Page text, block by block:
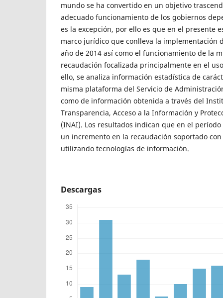
mundo se ha convertido en un objetivo
adecuado funcionamiento de los gobiernos
es la excepción, por ello es que en el presente
marco jurídico que conlleva la implementación
año de 2014 así como el funcionamiento de la
recaudación focalizada principalmente en el
ello, se analiza información estadística de
misma plataforma del Servicio de
como de información obtenida a través del
Transparencia, Acceso a la Información y
(INAI). Los resultados indican que en el
un incremento en la recaudación soportado
utilizando tecnologías de información.
Descargas